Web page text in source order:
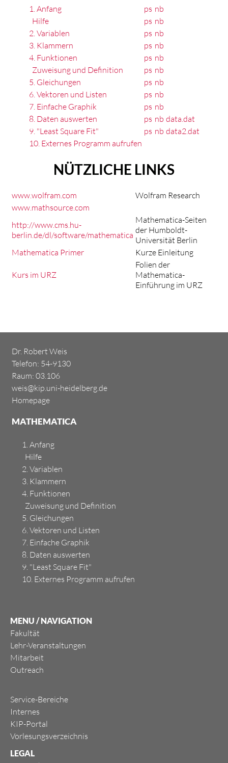
1. Anfang ps nb
Hilfe
ps nb
2. Variablen
ps nb
3. Klammern
ps nb
4. Funktionen
ps nb
Zuweisung und Definition
ps nb
5. Gleichungen
ps nb
6. Vektoren und Listen
ps nb
7. Einfache Graphik
ps nb
8. Daten auswerten
ps nb data.dat
9. "Least Square Fit"
ps nb data2.dat
10. Externes Programm aufrufen
NÜTZLICHE LINKS
www.wolfram.com
Wolfram Research
www.mathsource.com
http://www.cms.hu-
berlin.de/dl/software/mathematica
Mathematica-Seiten
der Humboldt-
Universität Berlin
Mathematica Primer
Kurze Einleitung
Kurs im URZ
Folien der
Mathematica-
Einführung im URZ
Dr. Robert Weis
Telefon: 54-9130
Raum: 03.106
weis@kip.uni-heidelberg.de
Homepage
MATHEMATICA
1. Anfang
Hilfe
2. Variablen
3. Klammern
4. Funktionen
Zuweisung und Definition
5. Gleichungen
6. Vektoren und Listen
7. Einfache Graphik
8. Daten auswerten
9. "Least Square Fit"
10. Externes Programm aufrufen
MENU / NAVIGATION
Fakultät
Lehr-Veranstaltungen
Mitarbeit
Outreach
Service-Bereiche
Internes
KIP-Portal
Vorlesungsverzeichnis
LEGAL